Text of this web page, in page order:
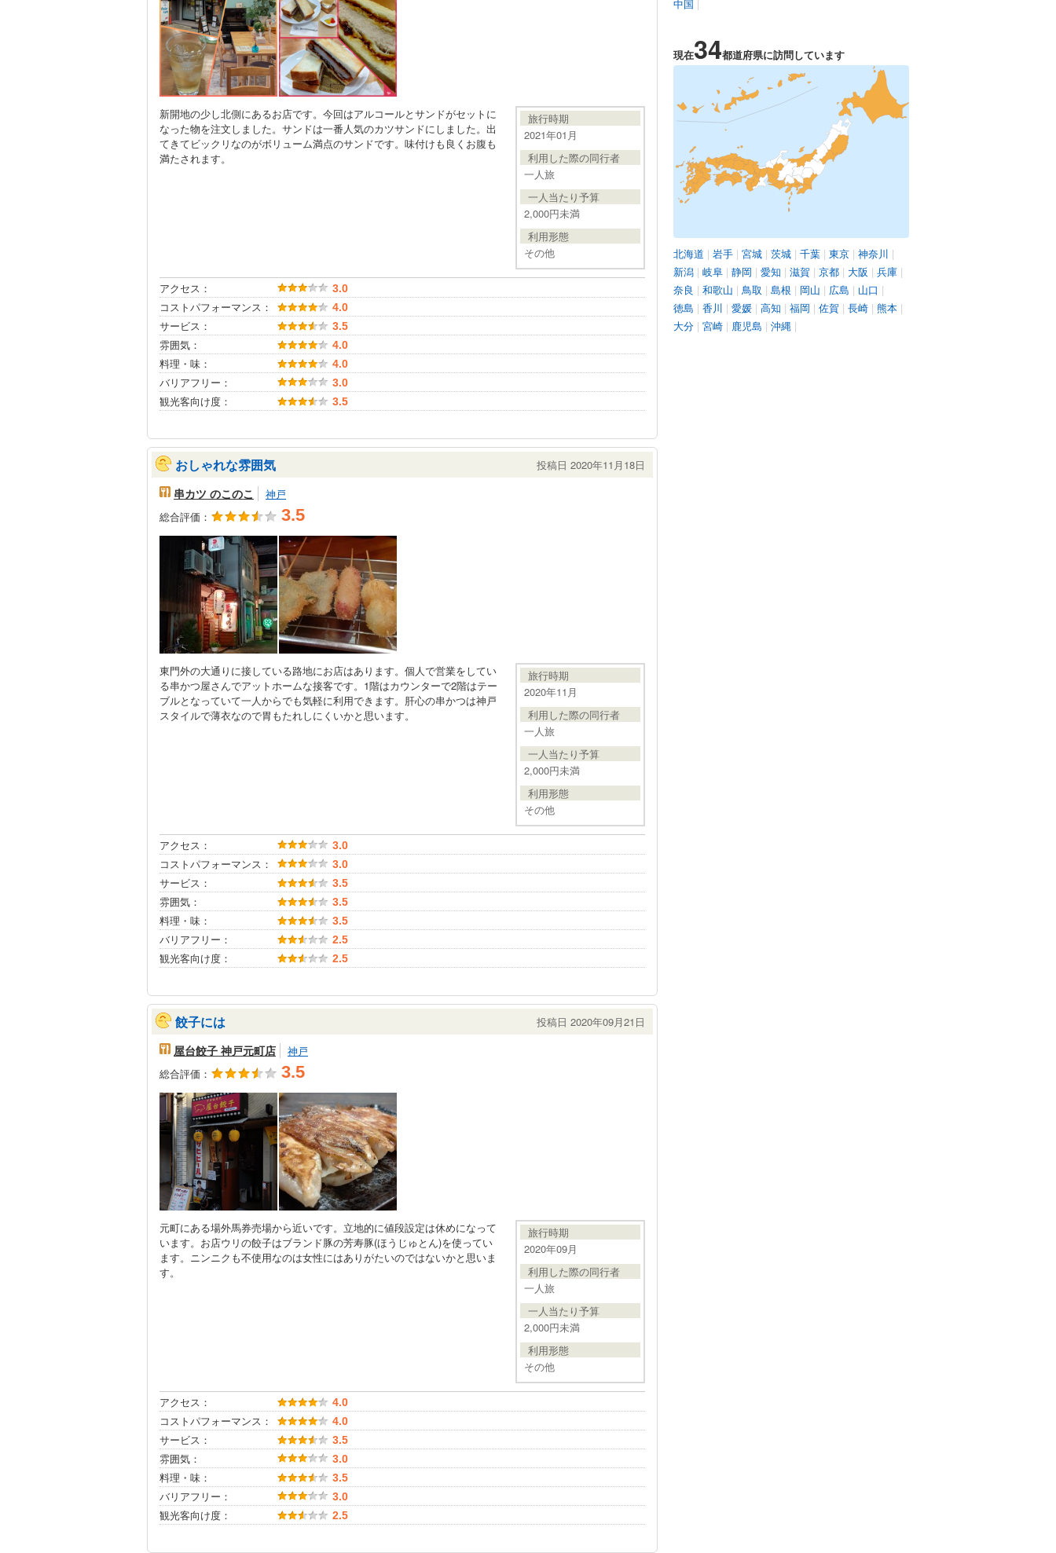
新開地の少し北側にあるお店です。今回はアルコールとサンドがセットに
なった物を注文しました。サンドは一番人気のカツサンドにしました。出
てきてビックリなのがボリューム満点のサンドです。味付けも良くお腹も
満たされます。
旅行時期
2021年01月
利用した際の同行者
一人旅
一人当たり予算
2,000円未満
利用形態
その他
アクセス： 3.0
コストパフォーマンス： 4.0
サービス： 3.5
雰囲気： 4.0
料理・味： 4.0
バリアフリー： 3.0
観光客向け度： 3.5
おしゃれな雰囲気 投稿日 2020年11月18日
串カツ のこのこ
神戸
総合評価：
3.5
東門外の大通りに接している路地にお店はあります。個人で営業をしてい
る串かつ屋さんでアットホームな接客です。1階はカウンターで2階はテー
ブルとなっていて一人からでも気軽に利用できます。肝心の串かつは神戸
スタイルで薄衣なので胃もたれしにくいかと思います。
旅行時期
2020年11月
利用した際の同行者
一人旅
一人当たり予算
2,000円未満
利用形態
その他
アクセス： 3.0
コストパフォーマンス： 3.0
サービス： 3.5
雰囲気： 3.5
料理・味： 3.5
バリアフリー： 2.5
観光客向け度： 2.5
餃子には 投稿日 2020年09月21日
屋台餃子 神戸元町店
神戸
総合評価：
3.5
元町にある場外馬券売場から近いです。立地的に値段設定は休めになって
います。お店ウリの餃子はブランド豚の芳寿豚(ほうじゅとん)を使ってい
ます。ニンニクも不使用なのは女性にはありがたいのではないかと思いま
す。
旅行時期
2020年09月
利用した際の同行者
一人旅
一人当たり予算
2,000円未満
利用形態
その他
アクセス： 4.0
コストパフォーマンス： 4.0
サービス： 3.5
雰囲気： 3.0
料理・味： 3.5
バリアフリー： 3.0
観光客向け度： 2.5
中国 |
現在34都道府県に訪問しています
北海道 | 岩手 | 宮城 | 茨城 | 千葉 | 東京 | 神奈川 |
新潟 | 岐阜 | 静岡 | 愛知 | 滋賀 | 京都 | 大阪 | 兵庫 |
奈良 | 和歌山 | 鳥取 | 島根 | 岡山 | 広島 | 山口 |
徳島 | 香川 | 愛媛 | 高知 | 福岡 | 佐賀 | 長崎 | 熊本 |
大分 | 宮崎 | 鹿児島 | 沖縄 |